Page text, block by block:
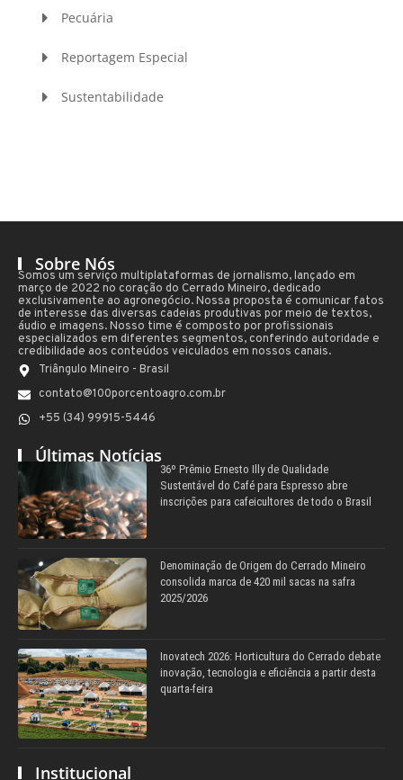
Pecuária
Reportagem Especial
Sustentabilidade
Sobre Nós
Somos um serviço multiplataformas de jornalismo, lançado em
março de 2022 no coração do Cerrado Mineiro, dedicado
exclusivamente ao agronegócio. Nossa proposta é comunicar fatos
de interesse das diversas cadeias produtivas por meio de textos,
áudio e imagens. Nosso time é composto por profissionais
especializados em diferentes segmentos, conferindo autoridade e
credibilidade aos conteúdos veiculados em nossos canais.
Triângulo Mineiro - Brasil
contato@100porcentoagro.com.br
+55 (34) 99915-5446
Últimas Notícias
36º Prêmio Ernesto Illy de Qualidade
Sustentável do Café para Espresso abre
inscrições para cafeicultores de todo o Brasil
Denominação de Origem do Cerrado Mineiro
consolida marca de 420 mil sacas na safra
2025/2026
Inovatech 2026: Horticultura do Cerrado debate
inovação, tecnologia e eficiência a partir desta
quarta-feira
Institucional